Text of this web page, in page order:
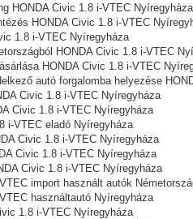
HONDA Civic 1.8 i-VTEC Nyíregyháza
HONDA Civic 1.8 i-VTEC
1.8 i-VTEC Nyíregyháza
HONDA Civic 1.8 i-VTEC
HONDA Civic 1.8 i-VTEC
autó forgalomba helyezése
Civic 1.8 i-VTEC Nyíregyháza
Civic 1.8 i-VTEC Nyíregyháza
i-VTEC eladó Nyíregyháza
Civic 1.8 i-VTEC Nyíregyháza
Civic 1.8 i-VTEC Nyíregyháza
Civic 1.8 i-VTEC Nyíregyháza
import használt autók
használtautó Nyíregyháza
1.8 i-VTEC Nyíregyháza